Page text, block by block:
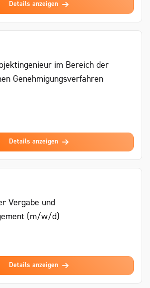
Details anzeigen
im Bereich der
Genehmigungsverfahren
Details anzeigen
Vergabe und
(m/w/d)
Details anzeigen